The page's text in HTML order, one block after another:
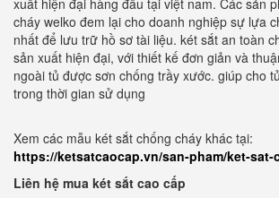
xuất hiện đại hàng đầu tại việt nam. Các sản
cháy welko đem lại cho doanh nghiệp sự lựa
nhất để lưu trữ hồ sơ tài liệu. két sắt an toàn
sản xuất hiện đại, với thiết kế đơn giản và
ngoài tủ được sơn chống trầy xước. giúp cho
trong thời gian sử dụng
Xem các mẫu két sắt chống cháy khác tại:
https://ketsatcaocap.vn/san-pham/ket-
Liên hệ mua két sắt cao cấp